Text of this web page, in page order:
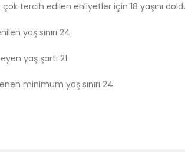
çok tercih edilen ehliyetler için 18 yaşını
yaş sınırı 24
yaş şartı 21.
minimum yaş sınırı 24.